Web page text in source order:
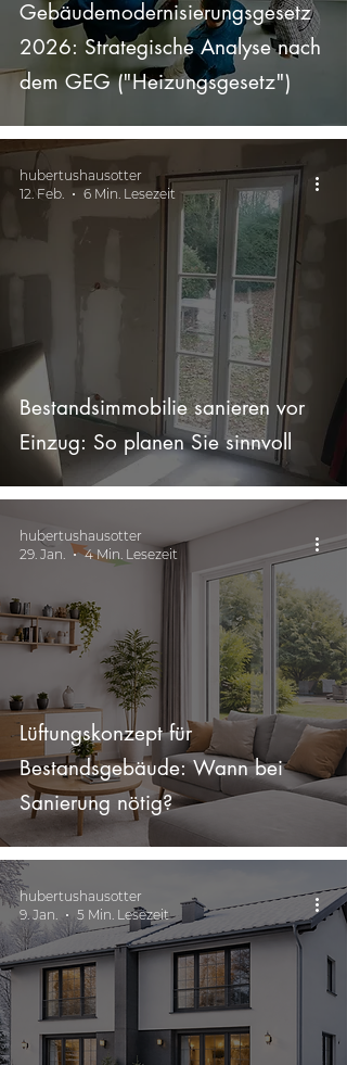
Gebäudemodernisierungsgesetz
2026: Strategische Analyse nach
dem GEG ("Heizungsgesetz")
Bestandsimmobilie sanieren vor
Einzug: So planen Sie sinnvoll
hubertushausotter
12. Feb.
6 Min. Lesezeit
Lüftungskonzept für
Bestandsgebäude: Wann bei
Sanierung nötig?
hubertushausotter
29. Jan.
4 Min. Lesezeit
hubertushausotter
9. Jan.
5 Min. Lesezeit